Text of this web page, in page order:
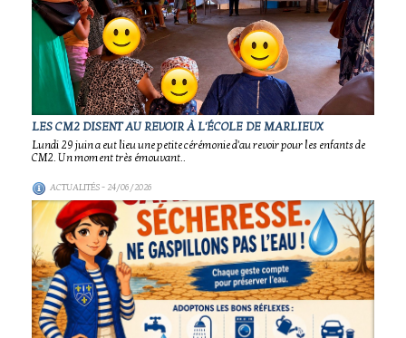
LES CM2 DISENT AU REVOIR À L'ÉCOLE DE MARLIEUX
Lundi 29 juin a eut lieu une petite cérémonie d'au revoir pour les enfants de
CM2. Un moment très émouvant..
ACTUALITÉS- 24/06/2026